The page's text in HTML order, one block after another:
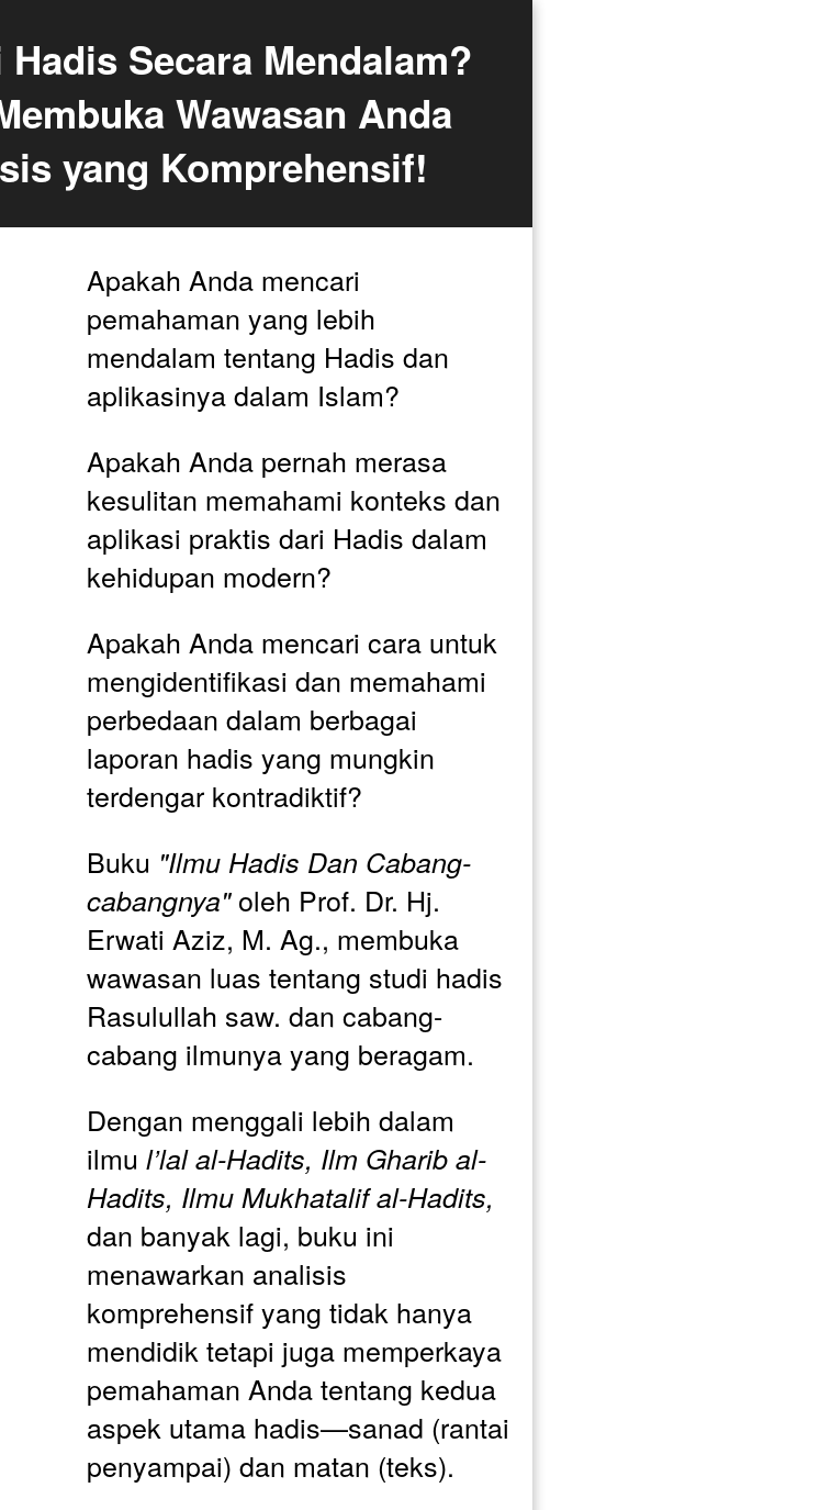
Secara Mendalam?
Wawasan Anda
yang Komprehensif!
Apakah Anda mencari
pemahaman yang lebih
mendalam tentang Hadis dan
aplikasinya dalam Islam?
Apakah Anda pernah merasa
kesulitan memahami konteks dan
aplikasi praktis dari Hadis dalam
kehidupan modern?
Apakah Anda mencari cara untuk
mengidentifikasi dan memahami
perbedaan dalam berbagai
laporan hadis yang mungkin
terdengar kontradiktif?
Buku "Ilmu Hadis Dan Cabang-
cabangnya" oleh Prof. Dr. Hj.
Erwati Aziz, M. Ag., membuka
wawasan luas tentang studi hadis
Rasulullah saw. dan cabang-
cabang ilmunya yang beragam.
Dengan menggali lebih dalam
ilmu l’lal al-Hadits, Ilm Gharib al-
Hadits, Ilmu Mukhatalif al-Hadits,
dan banyak lagi, buku ini
menawarkan analisis
komprehensif yang tidak hanya
mendidik tetapi juga memperkaya
pemahaman Anda tentang kedua
aspek utama hadis—sanad (rantai
penyampai) dan matan (teks).